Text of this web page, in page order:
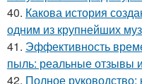
40. Какова история
одним из крупнейших
41. Эффективность
пыль: реальные отзывы
42. Полное руководство: